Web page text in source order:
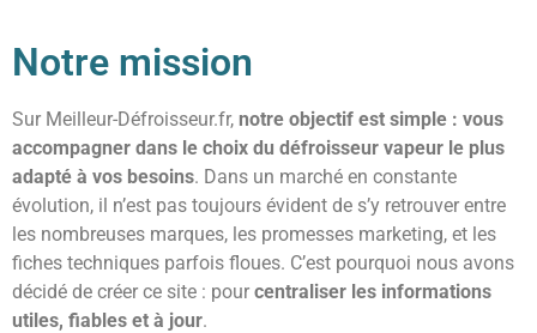
Notre mission
Sur Meilleur-Défroisseur.fr, notre objectif est simple : vous
accompagner dans le choix du défroisseur vapeur le plus
adapté à vos besoins. Dans un marché en constante
évolution, il n’est pas toujours évident de s’y retrouver entre
les nombreuses marques, les promesses marketing, et les
fiches techniques parfois floues. C’est pourquoi nous avons
décidé de créer ce site : pour centraliser les informations
utiles, fiables et à jour.